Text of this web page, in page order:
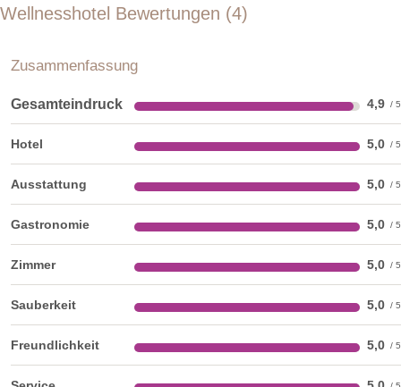
Wellnesshotel Bewertungen 4
Zusammenfassung
Gesamteindruck 4,9
Hotel 5,0
Ausstattung 5,0
Gastronomie 5,0
Zimmer 5,0
Sauberkeit 5,0
Freundlichkeit 5,0